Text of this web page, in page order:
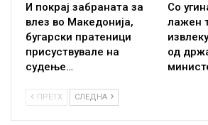
И покрај забраната за
влез во Македонија,
бугарски пратеници
присуствувале на
судење…
Со
лажен
од
ПРЕТХ СЛЕДНА